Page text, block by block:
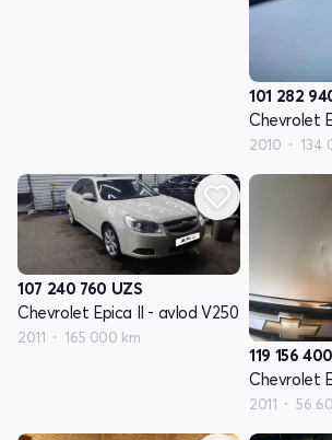
101 282
Chevrolet
2010 134
107 240 760 UZS
Chevrolet Epica II - avlod V250
2011 165 000 km
119 156 400
Chevrolet
2011 56